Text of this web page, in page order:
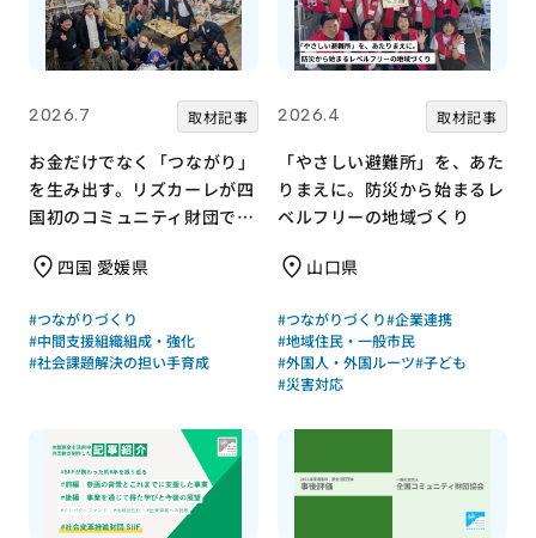
2026.7 取材記事
お金だけでなく「つながり」
を生み出す。リズカーレが四
国初のコミュニティ財団で挑
四国 愛媛県
#つながりづくり
#中間支援組織組成・強化
#社会課題解決の担い手育成
2026.4 取材記事
「やさしい避難所」を、あた
りまえに。防災から始まるレ
ベルフリーの地域づくり
山口県
#つながりづくり#企業連携
#地域住民・一般市民
#外国人・外国ルーツ#子ども
#災害対応